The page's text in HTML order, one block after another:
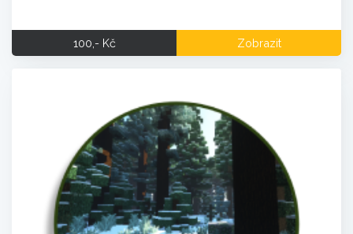
100,- Kč Zobrazit